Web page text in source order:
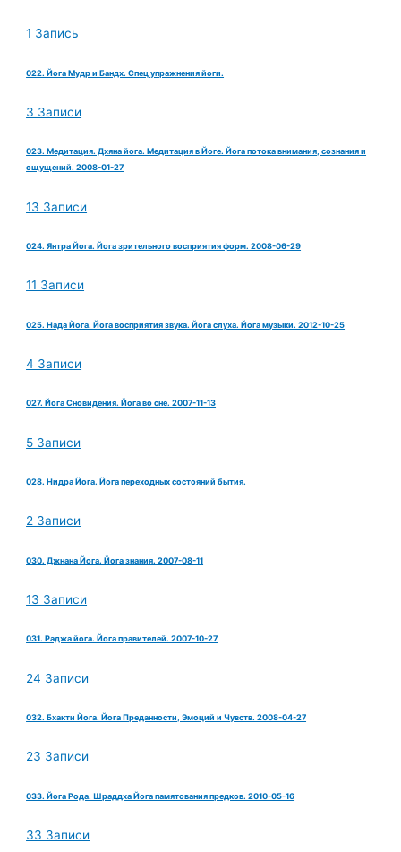
1 Запись
022. Йога Мудр и Бандх. Спец упражнения йоги.
3 Записи
023. Медитация. Дхяна йога. Медитация в Йоге. Йога потока внимания, сознания и
ощущений. 2008-01-27
13 Записи
024. Янтра Йога. Йога зрительного восприятия форм. 2008-06-29
11 Записи
025. Нада Йога. Йога восприятия звука. Йога слуха. Йога музыки. 2012-10-25
4 Записи
027. Йога Сновидения. Йога во сне. 2007-11-13
5 Записи
028. Нидра Йога. Йога переходных состояний бытия.
2 Записи
030. Джнана Йога. Йога знания. 2007-08-11
13 Записи
031. Раджа йога. Йога правителей. 2007-10-27
24 Записи
032. Бхакти Йога. Йога Преданности, Эмоций и Чувств. 2008-04-27
23 Записи
033. Йога Рода. Шраддха Йога памятования предков. 2010-05-16
33 Записи